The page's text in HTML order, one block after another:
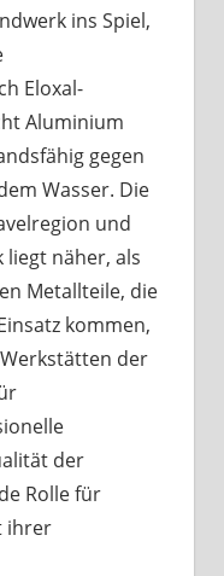
ins Spiel,
Eloxal-
Aluminium
gegen
Wasser. Die
und
liegt näher, als
Metallteile, die
kommen,
der
der
Rolle für
ihrer